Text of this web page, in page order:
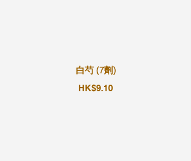
白芍 (7劑)
HK$9.10